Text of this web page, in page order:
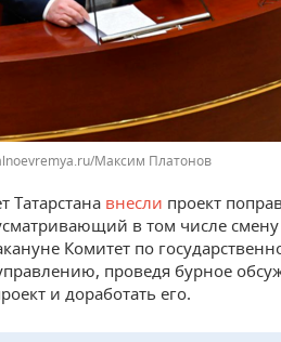
Максим Платонов
Татарстана внесли проект
в том числе
Комитет по
проведя бурное
и доработать его.